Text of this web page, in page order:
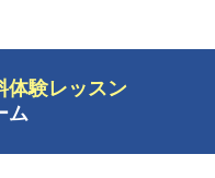
体験レッスン
ム